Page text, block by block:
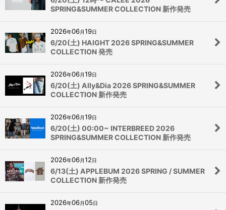
SPRING&SUMMER COLLECTION 新作発売
2026年06月19日
6/20(土) HAIGHT 2026 SPRING&SUMMER
COLLECTION 発売
2026年06月19日
6/20(土) Ally&Dia 2026 SPRING&SUMMER
COLLECTION 新作発売
2026年06月19日
6/20(土) 00:00~ INTERBREED 2026
SPRING&SUMMER COLLECTION 新作発売
2026年06月12日
6/13(土) APPLEBUM 2026 SPRING / SUMMER
COLLECTION 新作発売
2026年06月05日